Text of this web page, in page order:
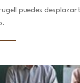
puedes